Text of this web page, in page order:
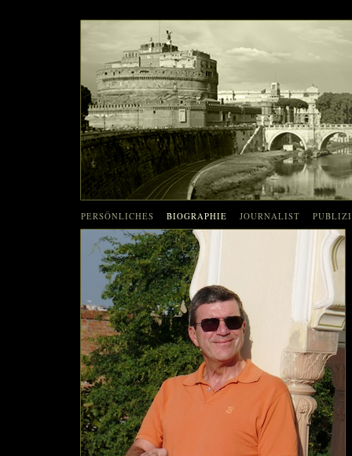
PERSÖNLICHES BIOGRAPHIE JOURNALIST